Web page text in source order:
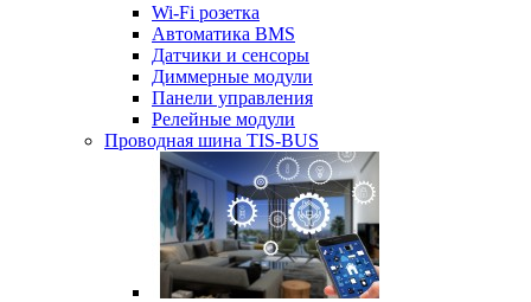
Wi-Fi розетка
Автоматика BMS
Датчики и сенсоры
Диммерные модули
Панели управления
Релейные модули
Проводная шина TIS-BUS